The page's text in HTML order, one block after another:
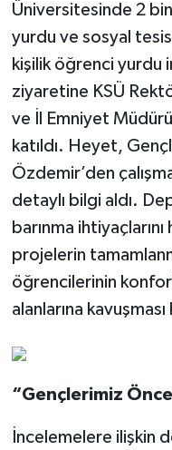
Üniversitesinde 2
yurdu ve sosyal
kişilik öğrenci yurdu
ziyaretine KSÜ
ve İl Emniyet
katıldı. Heyet,
Özdemir’den
detaylı bilgi aldı.
barınma ihtiyaçlarını
projelerin
öğrencilerinin
alanlarına
“Gençlerimiz
İncelemelere ilişkin